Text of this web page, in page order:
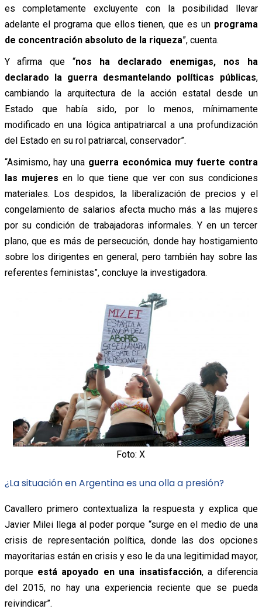
es completamente excluyente con la posibilidad llevar
adelante el programa que ellos tienen, que es un programa
de concentración absoluto de la riqueza”, cuenta.
Y afirma que “nos ha declarado enemigas, nos ha
declarado la guerra desmantelando políticas públicas,
cambiando la arquitectura de la acción estatal desde un
Estado que había sido, por lo menos, mínimamente
modificado en una lógica antipatriarcal a una profundización
del Estado en su rol patriarcal, conservador”.
“Asimismo, hay una guerra económica muy fuerte contra
las mujeres en lo que tiene que ver con sus condiciones
materiales. Los despidos, la liberalización de precios y el
congelamiento de salarios afecta mucho más a las mujeres
por su condición de trabajadoras informales. Y en un tercer
plano, que es más de persecución, donde hay hostigamiento
sobre los dirigentes en general, pero también hay sobre las
referentes feministas”, concluye la investigadora.
Foto: X
¿La situación en Argentina es una olla a presión?
Cavallero primero contextualiza la respuesta y explica que
Javier Milei llega al poder porque “surge en el medio de una
crisis de representación política, donde las dos opciones
mayoritarias están en crisis y eso le da una legitimidad mayor,
porque está apoyado en una insatisfacción, a diferencia
del 2015, no hay una experiencia reciente que se pueda
reivindicar”.